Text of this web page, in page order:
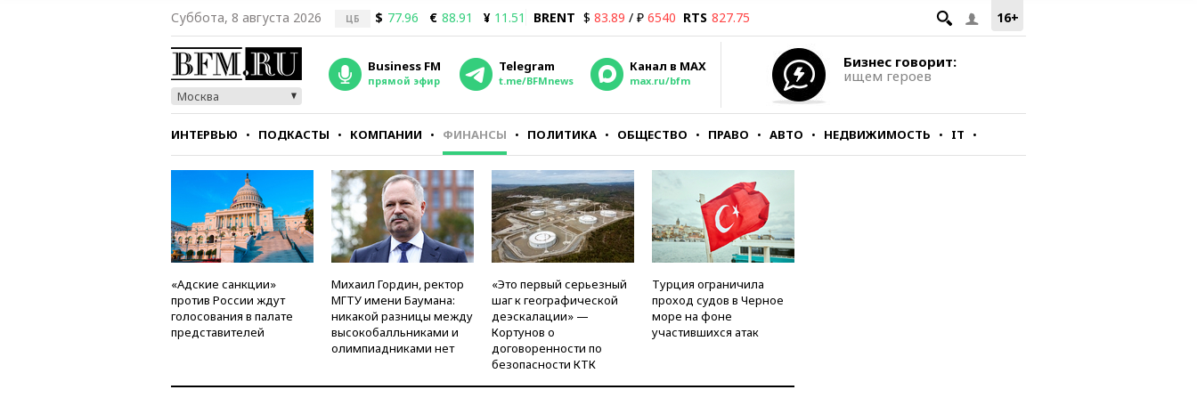
16+
Суббота, 8 августа 2026 ЦБ $ 77.96 € 88.91 ¥ 11.51 BRENT $ 83.89 / ₽ 6540 RTS 827.75
Москва
Business FM
прямой эфир
Telegram
t.me/BFMnews
Канал в MAX
max.ru/bfm
Бизнес говорит:
ищем героев
ИНТЕРВЬЮ ПОДКАСТЫ КОМПАНИИ ФИНАНСЫ ПОЛИТИКА ОБЩЕСТВО ПРАВО АВТО НЕДВИЖИМОСТЬ IT
СТИЛЬ ТЕСТЫ
«Адские санкции»
против России ждут
голосования в палате
представителей
Михаил Гордин, ректор
МГТУ имени Баумана:
никакой разницы между
высокобалльниками и
олимпиадниками нет
«Это первый серьезный
шаг к географической
деэскалации» —
Кортунов о
договоренности по
безопасности КТК
Турция ограничила
проход судов в Черное
море на фоне
участившихся атак